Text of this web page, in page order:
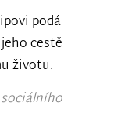
podá
cestě
životu.